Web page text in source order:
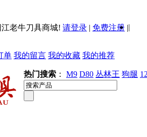
老牛刀具商城! 请登录 | 免费注册 ||
单 我的留言 我的收藏 我的推荐
热门搜索 ： M9 D80 丛林王 狗腿